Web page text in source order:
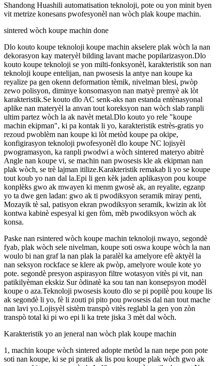
Shandong Huashili automatisation teknoloji, pote ou yon minit byen
vit metrize konesans pwofesyonèl nan wòch plak koupe machin.
sintered wòch koupe machin done
Dlo kouto koupe teknoloji koupe machin akselere plak wòch la nan
dekorasyon kay materyèl bilding lavant mache popilarizasyon.Dlo
kouto koupe teknoloji se yon milti-fonksyonèl, karakteristik son nan
teknoloji koupe entelijan, nan pwosesis la antye nan koupe ka
reyalize pa gen okenn deformation tèmik, nivelman blesi, pwòp
zewo polisyon, diminye konsomasyon nan matyè premyè ak lòt
karakteristik.Se kouto dlo AC senk-aks nan estanda entènasyonal
aplike nan materyèl la anvan tout koreksyon nan wòch slab ranpli
ultim partez wòch la ak navèt metal.Dlo kouto yo rele "koupe
machin ekipman", ki pa kontak li yo, karakteristik estrès-gratis yo
rezoud pwoblèm nan koupe ki lòt metòd koupe pa okipe,
konfigirasyon teknoloji pwofesyonèl dlo koupe NC lojisyèl
pwogramasyon, ka ranpli pwodwi a wòch sintered materyo abitrè
Angle nan koupe vi, se machin nan pwosesis kle ak ekipman nan
plak wòch, se trè lajman itilize.Karakteristik remakab li yo se koupe
tout koub yo nan dal la.Epi li gen kèk jaden aplikasyon pou koupe
konplèks gwo ak mwayen ki menm gwosè ak, an reyalite, egzanp
yo ta dwe gen ladan: gwo ak ti pwodiksyon seramik miray penti,
Mozayik tè sal, patisyon ekran pwodiksyon seramik, kwizin ak lòt
kontwa kabinè espesyal ki gen fòm, mèb pwodiksyon wòch ak
konsa.
Paske nan rsintered wòch koupe machin teknoloji nwayo, segondè
fyab, plak wòch sele nivelman, koupe soti oswa koupe wòch la nan
woulo bi nan graf la nan plak la paralèl ka amelyore efè aktyèl la
nan seksyon rockface se klere ak pwòp, amelyore woule kote yo
pote. segondè presyon aspirasyon filtre wotasyon vitès pi vit, nan
patikilyèman ekskiz Sur òdinatè ka sou tan nan konsepsyon modèl
koupe o aza.Teknoloji pwosesis kouto dlo se pi popilè pou koupe lis
ak segondè li yo, fè li zouti pi pito pou pwosesis dal nan tout mache
nan lavi yo.Lojisyèl sistèm transpò vitès reglabl la gen yon zòn
transpò total ki pi wo epi li ka trete jiska 3 mèt dal wòch.
Karakteristik yo an jeneral nan wòch plak koupe machin
1, machin koupe wòch sintered adopte metòd la nan nepe pon pote
soti nan koupe, ki se pi pratik ak lis pou koupe plak wòch gwo ak